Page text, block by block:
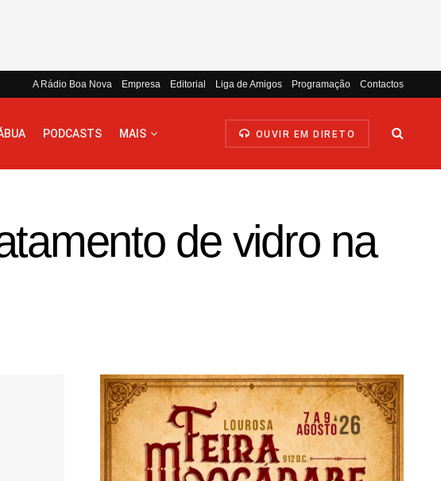
A Rádio Boa Nova Empresa Editorial Liga de Amigos Programação Contactos
PODCASTS MAIS OUVIR EM DIRETO
de vidro na